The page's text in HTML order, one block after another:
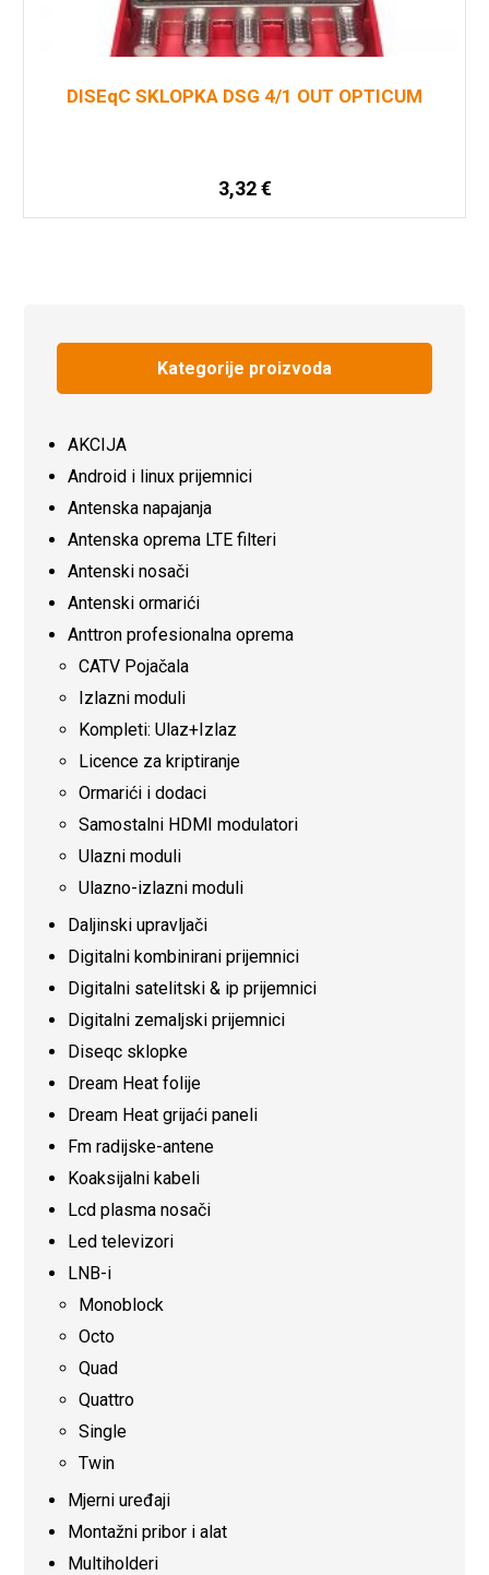
DISEqC SKLOPKA DSG 4/1 OUT OPTICUM
3,32€
Pročitaj više
Kategorije proizvoda
AKCIJA
Android i linux prijemnici
Antenska napajanja
Antenska oprema LTE filteri
Antenski nosači
Antenski ormarići
Anttron profesionalna oprema
CATV Pojačala
Izlazni moduli
Kompleti: Ulaz+Izlaz
Licence za kriptiranje
Ormarići i dodaci
Samostalni HDMI modulatori
Ulazni moduli
Ulazno-izlazni moduli
Daljinski upravljači
Digitalni kombinirani prijemnici
Digitalni satelitski & ip prijemnici
Digitalni zemaljski prijemnici
Diseqc sklopke
Dream Heat folije
Dream Heat grijaći paneli
Fm radijske-antene
Koaksijalni kabeli
Lcd plasma nosači
Led televizori
LNB-i
Monoblock
Octo
Quad
Quattro
Single
Twin
Mjerni uređaji
Montažni pribor i alat
Multiholderi